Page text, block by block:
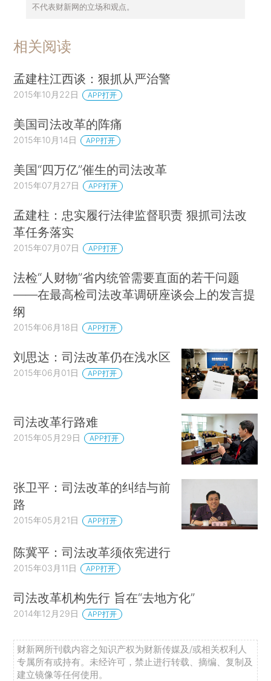
不代表财新网的立场和观点。
相关阅读
孟建柱江西谈：狠抓从严治警
2015年10月22日 APP打开
美国司法改革的阵痛
2015年10月14日 APP打开
美国“四万亿”催生的司法改革
2015年07月27日 APP打开
孟建柱：忠实履行法律监督职责 狠抓司法改
革任务落实
2015年07月07日 APP打开
法检“人财物”省内统管需要直面的若干问题
——在最高检司法改革调研座谈会上的发言提
纲
2015年06月18日 APP打开
刘思达：司法改革仍在浅水区
2015年06月01日 APP打开
司法改革行路难
2015年05月29日 APP打开
张卫平：司法改革的纠结与前
路
2015年05月21日 APP打开
陈冀平：司法改革须依宪进行
2015年03月11日 APP打开
司法改革机构先行 旨在“去地方化”
2014年12月29日 APP打开
财新网所刊载内容之知识产权为财新传媒及/或相关权利人
专属所有或持有。未经许可，禁止进行转载、摘编、复制及
建立镜像等任何使用。